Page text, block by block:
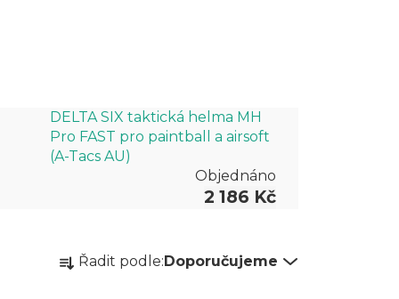
DELTA SIX taktická helma MH
Pro FAST pro paintball a airsoft
(A-Tacs AU)
Objednáno
2 186 Kč
Ř
a
Řadit podle:Doporučujeme